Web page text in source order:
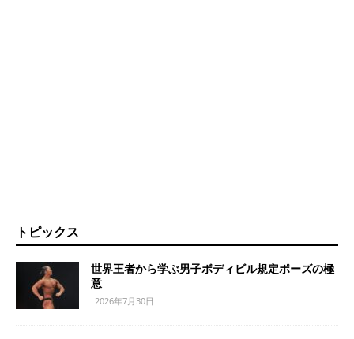
トピックス
世界王者から学ぶ男子ボディビル規定ポーズの極
意
2026年7月30日